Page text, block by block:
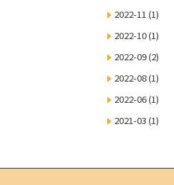
2022-11 (1)
2022-10(1)
2022-09(2)
2022-08(1)
2022-06(1)
2021-03 (1)